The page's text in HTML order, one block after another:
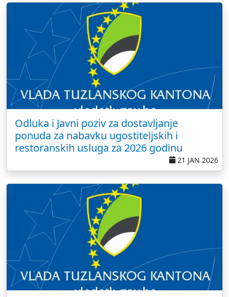
Odluka i Javni poziv za dostavljanje
ponuda za nabavku ugostiteljskih i
restoranskih usluga za 2026 godinu
21 JAN 2026